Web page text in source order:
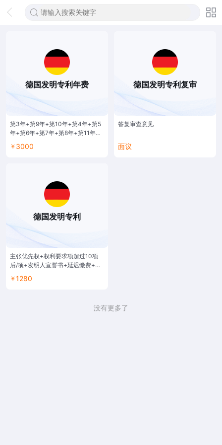
德国发明专利年费
第3年+第9年+第10年+第4年+第5
年+第6年+第7年+第8年+第11年
+第12年+第13年+第14年+第15年
+第16年+第17年+第18年+第19年
￥ 3000
德国发明专利复审
答复审查意见
面议
德国发明专利
主张优先权+权利要求项超过10项
后/项+发明人宣誓书+延迟缴费+领
证+申请+检索+实审+申请+检索
+实审/PCT进入+申请+实审/PCT进
￥ 1280
没有更多了